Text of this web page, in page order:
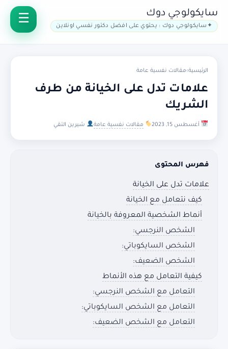
سايكولوجي دوك
سايكولوجي دوك : يحتوي على افضل دكتور نفسي اونلاين
الرئيسية›مقالات نفسية عامة
علامات تدل على الخيانة من طرف
الشريك
أغسطس 15, 2023 مقالات نفسية عامة شيرين التقي
فهرس المحتوى
علامات تدل على الخيانة
كيف نتعامل مع الخيانة
أنماط الشخصية المعروفة بالخيانة
الشخص النرجسي:
الشخص السايكوباتي:
الشخص الضعيف:
كيفية التعامل مع هذه الأنماط
التعامل مع الشخص النرجسي:
التعامل مع الشخص السايكوباتي:
التعامل مع الشخص الضعيف: